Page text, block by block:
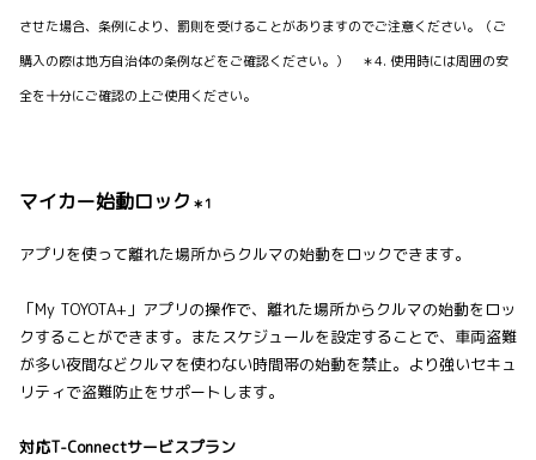
させた場合、条例により、罰則を受けることがありますのでご注意ください。（ご
購入の際は地方自治体の条例などをご確認ください。） ＊4. 使用時には周囲の安
全を十分にご確認の上ご使用ください。
マイカー始動ロック ＊1
アプリを使って離れた場所からクルマの始動をロックできます。
「My TOYOTA+」アプリの操作で、離れた場所からクルマの始動をロッ
クすることができます。またスケジュールを設定することで、車両盗難
が多い夜間などクルマを使わない時間帯の始動を禁止。より強いセキュ
リティで盗難防止をサポートします。
対応T-Connectサービスプラン